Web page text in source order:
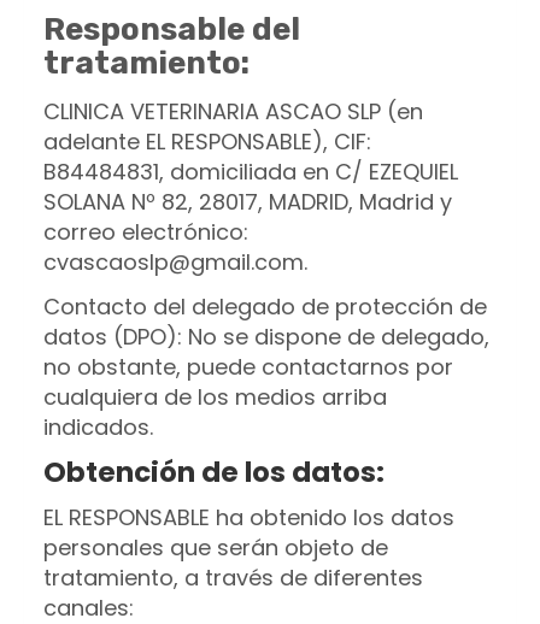
Responsable del
tratamiento:
CLINICA VETERINARIA ASCAO SLP (en
adelante EL RESPONSABLE), CIF:
B84484831, domiciliada en C/ EZEQUIEL
SOLANA Nº 82, 28017, MADRID, Madrid y
correo electrónico:
cvascaoslp@gmail.com.
Contacto del delegado de protección de
datos (DPO): No se dispone de delegado,
no obstante, puede contactarnos por
cualquiera de los medios arriba
indicados.
Obtención de los datos:
EL RESPONSABLE ha obtenido los datos
personales que serán objeto de
tratamiento, a través de diferentes
canales: